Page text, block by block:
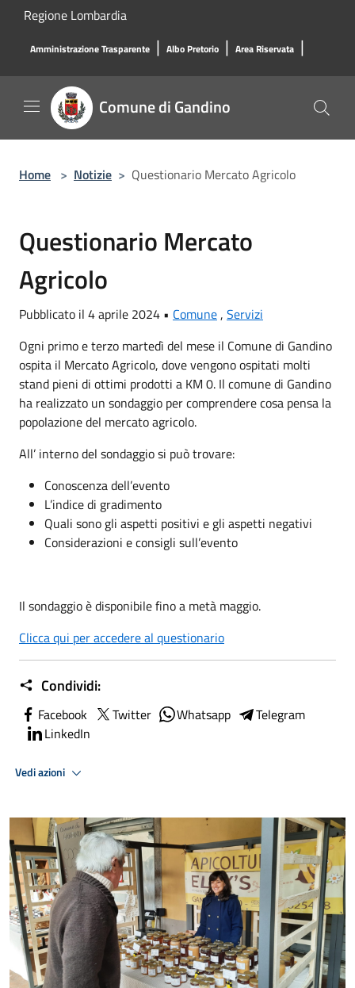
Salta al contenuto principale
Regione Lombardia
Amministrazione Trasparente | Albo Pretorio | Area Riservata |
Comune di Gandino
Home > Notizie > Questionario Mercato Agricolo
Questionario Mercato
Agricolo
Pubblicato il 4 aprile 2024 • Comune, Servizi
Ogni primo e terzo martedì del mese il Comune di Gandino
ospita il Mercato Agricolo, dove vengono ospitati molti
stand pieni di ottimi prodotti a KM 0. Il comune di Gandino
ha realizzato un sondaggio per comprendere cosa pensa la
popolazione del mercato agricolo.
All’ interno del sondaggio si può trovare:
Conoscenza dell’evento
L’indice di gradimento
Quali sono gli aspetti positivi e gli aspetti negativi
Considerazioni e consigli sull’evento
Il sondaggio è disponibile fino a metà maggio.
Clicca qui per accedere al questionario
Condividi:
Facebook Twitter Whatsapp
Telegram
LinkedIn
Vedi azioni